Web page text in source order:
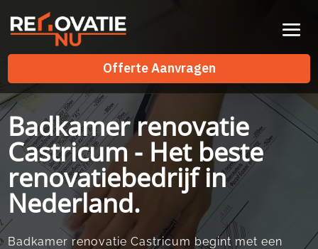
Offerte Aanvragen
Offerte Aanvragen
Badkamer renovatie
Castricum - Het beste
renovatiebedrijf in
Nederland.
Badkamer renovatie Castricum begint met een